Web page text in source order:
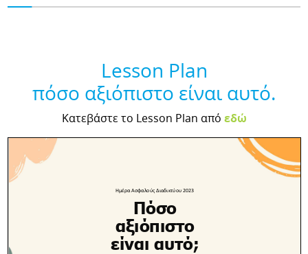
Lesson Plan
πόσο αξιόπιστο είναι αυτό.
Κατεβάστε τo Lesson Plan από εδώ